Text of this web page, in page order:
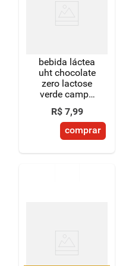
bebida láctea
uht chocolate
zero lactose
verde campo
natural whey
caixa 250ml
R$ 7,99
comprar